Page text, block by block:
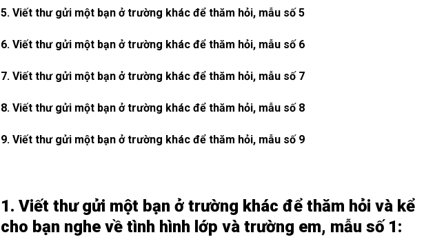
5. Viết thư gửi một bạn ở trường khác để thăm hỏi, mẫu số 5
6. Viết thư gửi một bạn ở trường khác để thăm hỏi, mẫu số 6
7. Viết thư gửi một bạn ở trường khác để thăm hỏi, mẫu số 7
8. Viết thư gửi một bạn ở trường khác để thăm hỏi, mẫu số 8
9. Viết thư gửi một bạn ở trường khác để thăm hỏi, mẫu số 9
1. Viết thư gửi một bạn ở trường khác để thăm hỏi và kể
cho bạn nghe về tình hình lớp và trường em, mẫu số 1: